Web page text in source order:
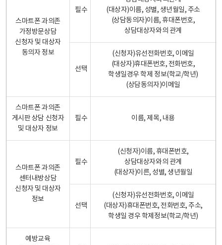
스마트폰 과의존
가정방문상담
신청자 및 대상자
동의자 정보
필수
(대상자)이름, 성별, 생년월일, 주소
(상담동의자)이름, 휴대폰번호,
상담대상자와의 관계
선택
(신청자)유선전화번호, 이메일
(대상자)휴대폰번호, 전화번호,
학생일경우 학제 정보(학교/학년)
(상담동의자)이메일
스마트폰 과의존
게시판 상담 신청자
및 대상자 정보
필수 이름, 제목, 내용
스마트폰 과의존
센터내방상담
신청자 및 대상자
정보
필수
(신청자)이름, 휴대폰번호,
상담대상자와의 관계
(대상자)이른, 성별, 생년월일
선택
(신청자)유선전화번호, 이메일
(대상자)휴대폰번호, 전화번호, 주소,
학생일 경우 학제정보(학교/학년)
예방교육